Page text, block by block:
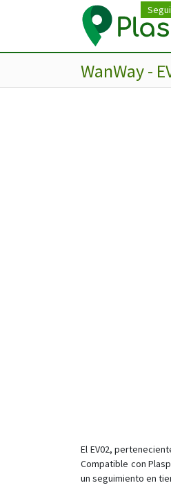
WanWay -
El EV02,
Compatible con
un seguimiento en